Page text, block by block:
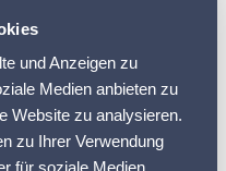
und Anzeigen zu
Medien anbieten zu
Website zu analysieren.
zu Ihrer Verwendung
für soziale Medien,
barto